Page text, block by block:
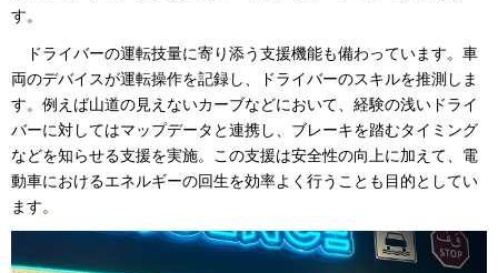
す。
ドライバーの運転技量に寄り添う支援機能も備わっています。車
両のデバイスが運転操作を記録し、ドライバーのスキルを推測しま
す。例えば山道の見えないカーブなどにおいて、経験の浅いドライ
バーに対してはマップデータと連携し、ブレーキを踏むタイミング
などを知らせる支援を実施。この支援は安全性の向上に加えて、電
動車におけるエネルギーの回生を効率よく行うことも目的としてい
ます。